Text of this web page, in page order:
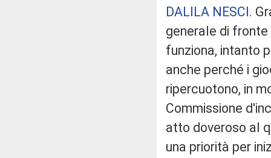
DALILA NESCI.
generale di
funziona, intanto
anche perché i
ripercuotono, in
Commissione
atto doveroso al
una priorità per